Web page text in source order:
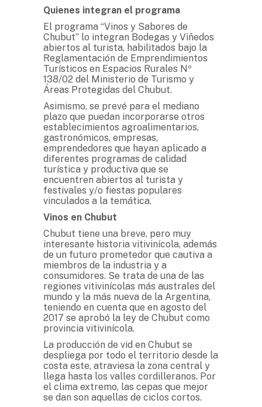
Quienes integran el programa
El programa “Vinos y Sabores de
Chubut” lo integran Bodegas y Viñedos
abiertos al turista, habilitados bajo la
Reglamentación de Emprendimientos
Turísticos en Espacios Rurales Nº
138/02 del Ministerio de Turismo y
Áreas Protegidas del Chubut.
Asimismo, se prevé para el mediano
plazo que puedan incorporarse otros
establecimientos agroalimentarios,
gastronómicos, empresas,
emprendedores que hayan aplicado a
diferentes programas de calidad
turística y productiva que se
encuentren abiertos al turista y
festivales y/o fiestas populares
vinculados a la temática.
Vinos en Chubut
Chubut tiene una breve, pero muy
interesante historia vitivinícola, además
de un futuro prometedor que cautiva a
miembros de la industria y a
consumidores. Se trata de una de las
regiones vitivinícolas más australes del
mundo y la más nueva de la Argentina,
teniendo en cuenta que en agosto del
2017 se aprobó la ley de Chubut como
provincia vitivinícola.
La producción de vid en Chubut se
despliega por todo el territorio desde la
costa este, atraviesa la zona central y
llega hasta los valles cordilleranos. Por
el clima extremo, las cepas que mejor
se dan son aquellas de ciclos cortos.